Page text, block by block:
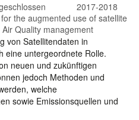
2017-2018
the augmented use of satellite
Quality management
von Satellitendaten in
eine untergeordnete Rolle.
neuen und zukünftigen
jedoch Methoden und
welche
sowie Emissionsquellen und